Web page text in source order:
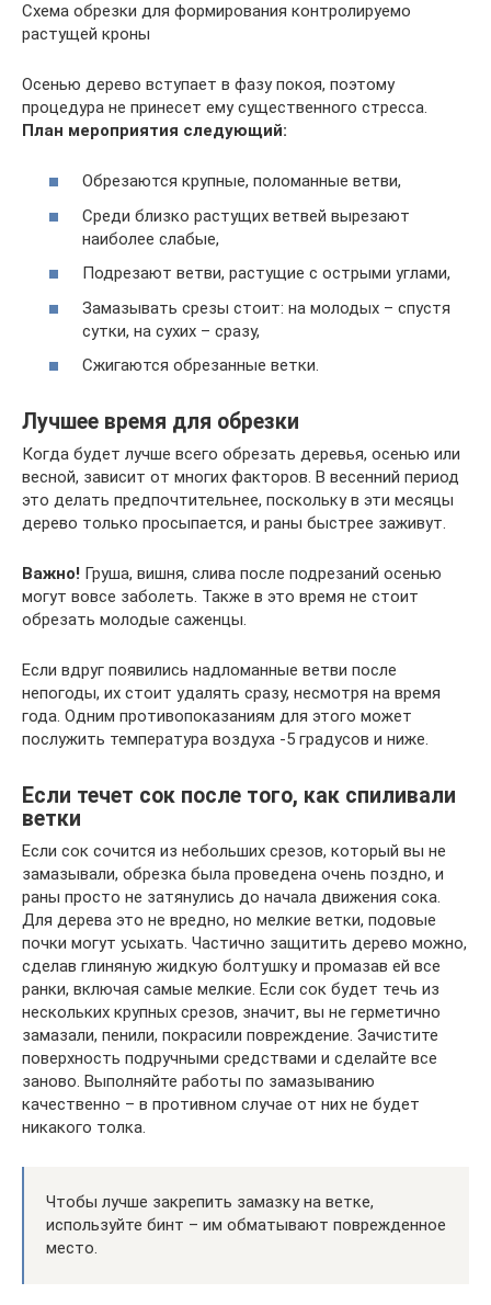
Схема обрезки для формирования контролируемо
растущей кроны
Осенью дерево вступает в фазу покоя, поэтому
процедура не принесет ему существенного стресса.
План мероприятия следующий:
Обрезаются крупные, поломанные ветви,
Среди близко растущих ветвей вырезают
наиболее слабые,
Подрезают ветви, растущие с острыми углами,
Замазывать срезы стоит: на молодых – спустя
сутки, на сухих – сразу,
Сжигаются обрезанные ветки.
Лучшее время для обрезки
Когда будет лучше всего обрезать деревья, осенью или
весной, зависит от многих факторов. В весенний период
это делать предпочтительнее, поскольку в эти месяцы
дерево только просыпается, и раны быстрее заживут.
Важно! Груша, вишня, слива после подрезаний осенью
могут вовсе заболеть. Также в это время не стоит
обрезать молодые саженцы.
Если вдруг появились надломанные ветви после
непогоды, их стоит удалять сразу, несмотря на время
года. Одним противопоказаниям для этого может
послужить температура воздуха -5 градусов и ниже.
Если течет сок после того, как спиливали
ветки
Если сок сочится из небольших срезов, который вы не
замазывали, обрезка была проведена очень поздно, и
раны просто не затянулись до начала движения сока.
Для дерева это не вредно, но мелкие ветки, подовые
почки могут усыхать. Частично защитить дерево можно,
сделав глиняную жидкую болтушку и промазав ей все
ранки, включая самые мелкие. Если сок будет течь из
нескольких крупных срезов, значит, вы не герметично
замазали, пенили, покрасили повреждение. Зачистите
поверхность подручными средствами и сделайте все
заново. Выполняйте работы по замазыванию
качественно – в противном случае от них не будет
никакого толка.
Чтобы лучше закрепить замазку на ветке,
используйте бинт – им обматывают поврежденное
место.